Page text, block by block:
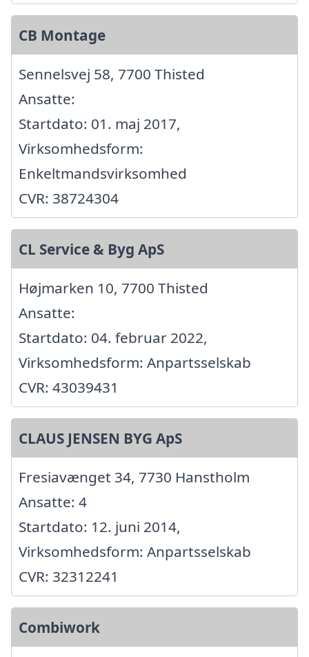
CB Montage
Sennelsvej 58, 7700 Thisted
Ansatte:
Startdato: 01. maj 2017,
Virksomhedsform:
Enkeltmandsvirksomhed
CVR: 38724304
CL Service & Byg ApS
Højmarken 10, 7700 Thisted
Ansatte:
Startdato: 04. februar 2022,
Virksomhedsform: Anpartsselskab
CVR: 43039431
CLAUS JENSEN BYG ApS
Fresiavænget 34, 7730 Hanstholm
Ansatte: 4
Startdato: 12. juni 2014,
Virksomhedsform: Anpartsselskab
CVR: 32312241
Combiwork